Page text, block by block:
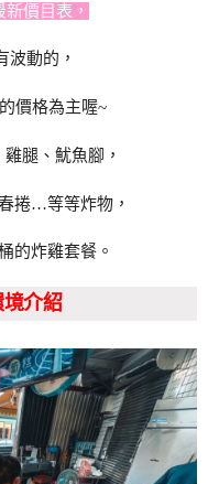
價目表，
波動的，
價格為主喔~
腿、魷魚腳，
捲…等等炸物，
的炸雞套餐。
介紹